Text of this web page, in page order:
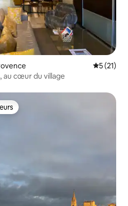
5 (21)
au cœur du village
les plus appréciés